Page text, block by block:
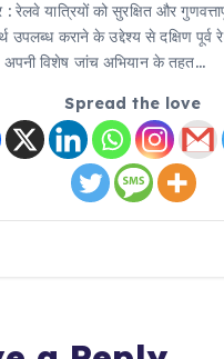
रेलवे यात्रियों को सुरक्षित और
उपलब्ध कराने के उद्देश्य से दक्षिण
विशेष जांच अभियान के तहत…
Spread the love